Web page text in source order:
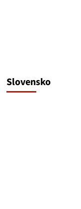
Slovensko